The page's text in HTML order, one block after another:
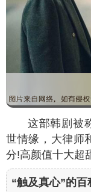
这部韩剧被
世情缘，大律师
分!高颜值十大超
“触及真心”的百